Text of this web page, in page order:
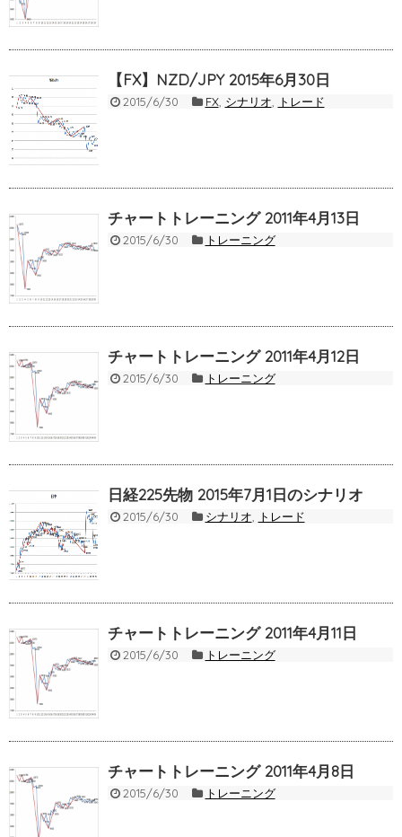
【FX】NZD/JPY 2015年6月30日
2015/6/30 FX, シナリオ, トレード
チャートトレーニング 2011年4月13日
2015/6/30 トレーニング
チャートトレーニング 2011年4月12日
2015/6/30 トレーニング
日経225先物 2015年7月1日のシナリオ
2015/6/30 シナリオ, トレード
チャートトレーニング 2011年4月11日
2015/6/30 トレーニング
チャートトレーニング 2011年4月8日
2015/6/30 トレーニング